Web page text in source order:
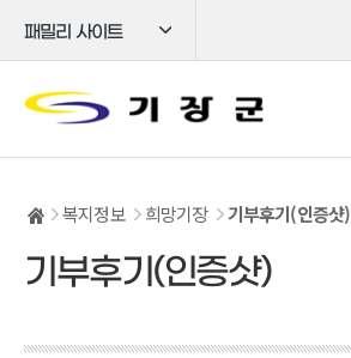
패밀리 사이트
복지정보 희망기장 기부후기(인증샷)
기부후기(인증샷)